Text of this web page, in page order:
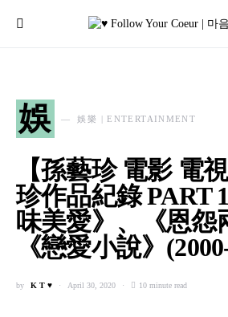
娛 娛樂 | ENTERTAINMENT
【孫藝珍 電影 電
珍作品紀錄 PART
味美愛》、《恩怨
《戀愛小說》
by K T ♥ April 30, 2020 10 minute read